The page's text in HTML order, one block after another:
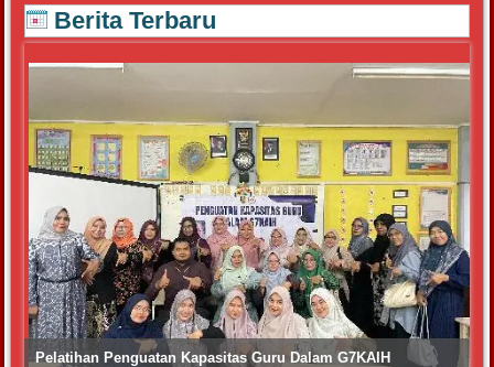
Berita Terbaru
Pelatihan Penguatan Kapasitas Guru Dalam G7KAIH